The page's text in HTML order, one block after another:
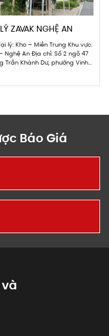
ZAVAK NGHỆ AN
lý: Kho – Miền Trung Khu vực:
Nghệ An Địa chỉ: Số 2 ngõ 47
Trần Khánh Dư, phường Vinh
Báo Giá